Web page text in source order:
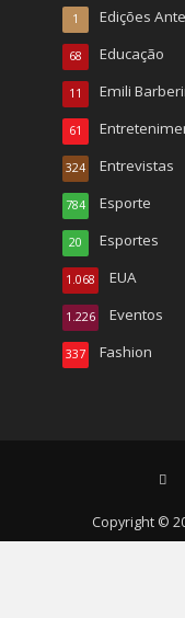
Edições
1
Educação
68
Emili
11
61
Entrevistas
324
Esporte
784
Esportes
20
EUA
1.068
Eventos
1.226
Fashion
337
Copyright ©